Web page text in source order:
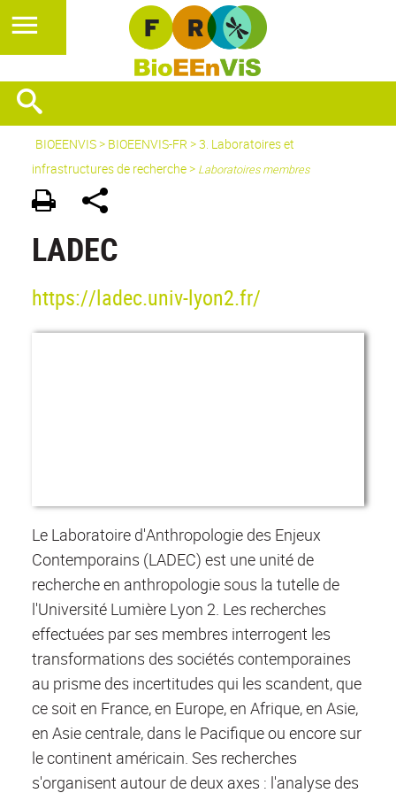
BIOEENVIS> BIOEENVIS-FR > 3. Laboratoires et
infrastructures de recherche > Laboratoires membres
LADEC
https://ladec.univ-lyon2.fr/
Le Laboratoire d'Anthropologie des Enjeux
Contemporains (LADEC) est une unité de
recherche en anthropologie sous la tutelle de
l'Université Lumière Lyon 2. Les recherches
effectuées par ses membres interrogent les
transformations des sociétés contemporaines
au prisme des incertitudes qui les scandent, que
ce soit en France, en Europe, en Afrique, en Asie,
en Asie centrale, dans le Pacifique ou encore sur
le continent américain. Ses recherches
s'organisent autour de deux axes : l'analyse des